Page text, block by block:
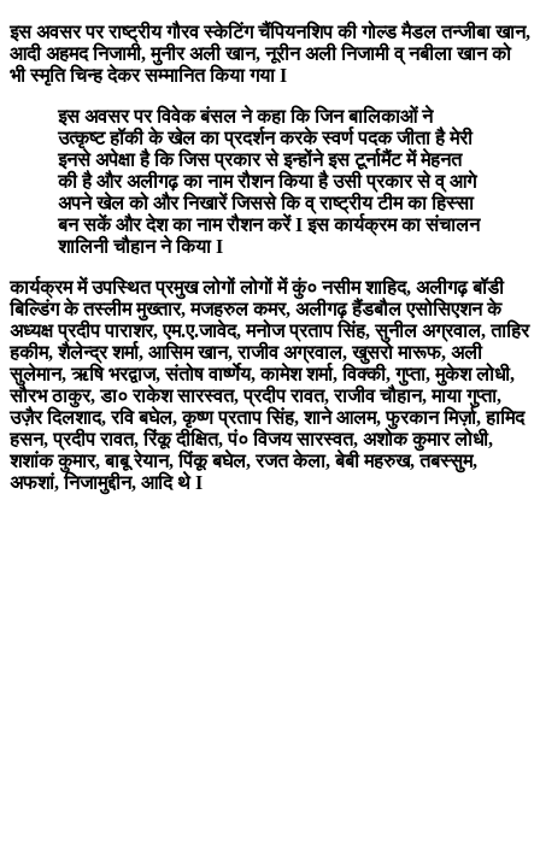
इस अवसर पर राष्ट्रीय गौरव स्केटिंग चैंपियनशिप की गोल्ड मैडल तन्जीबा खान,
आदी अहमद निजामी, मुनीर अली खान, नूरीन अली निजामी व् नबीला खान को
भी स्मृति चिन्ह देकर सम्मानित किया गया I
इस अवसर परविवेक बंसलने कहा कि जिन बालिकाओं ने
उत्कृष्ट हॉकी के खेल का प्रदर्शन करके स्वर्ण पदक जीता है मेरी
इनसे अपेक्षा है कि जिस प्रकार से इन्होंने इस टूर्नामैंट में मेहनत
की है और अलीगढ़ का नाम रौशन किया है उसी प्रकार से व् आगे
अपने खेल को और निखारें जिससे कि व् राष्ट्रीय टीम का हिस्सा
बन सकें और देश का नाम रौशन करें I इस कार्यक्रम का संचालन
शालिनी चौहान ने किया I
कार्यक्रम में उपस्थित प्रमुख लोगों लोगों में कुं० नसीम शाहिद, अलीगढ़ बॉडी
बिल्डिंग के तस्लीम मुख्तार, मजहरुल कमर, अलीगढ़ हैंडबौल एसोसिएशन के
अध्यक्ष प्रदीप पाराशर, एम.ए.जावेद, मनोज प्रताप सिंह, सुनील अग्रवाल, ताहिर
हकीम, शैलेन्द्र शर्मा, आसिम खान, राजीव अग्रवाल, खुसरो मारूफ, अली
सुलेमान, ऋषि भरद्वाज, संतोष वार्ष्णेय, कामेश शर्मा, विक्की, गुप्ता, मुकेश लोधी,
सौरभ ठाकुर, डा० राकेश सारस्वत, प्रदीप रावत, राजीव चौहान, माया गुप्ता,
उज़ैर दिलशाद, रवि बघेल, कृष्ण प्रताप सिंह, शाने आलम, फुरकान मिर्ज़ा, हामिद
हसन, प्रदीप रावत, रिंकू दीक्षित, पं० विजय सारस्वत, अशोक कुमार लोधी,
शशांक कुमार, बाबू रेयान, पिंकू बघेल, रजत केला, बेबी महरुख, तबस्सुम,
अफशां, निजामुद्दीन, आदि थे I